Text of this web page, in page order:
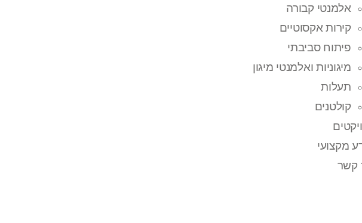
אלמנטי קבורה
קירות אקסוטיים
פיתוח סביבתי
מיגוניות ואלמנטי מיגון
תעלות
קולטנים
מקצועי
קשר